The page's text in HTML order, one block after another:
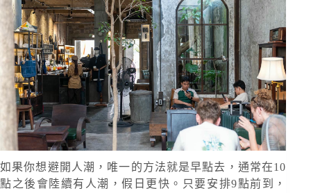
如果你想避開人潮，唯一的方法就是早點去，通常在10
點之後會陸續有人潮，假日更快。只要安排9點前到，